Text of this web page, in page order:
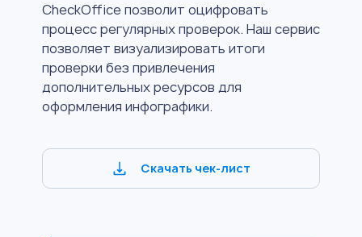
CheckOffice позволит оцифровать
процесс регулярных проверок. Наш сервис
позволяет визуализировать итоги
проверки без привлечения
дополнительных ресурсов для
оформления инфографики.
Скачать чек-лист